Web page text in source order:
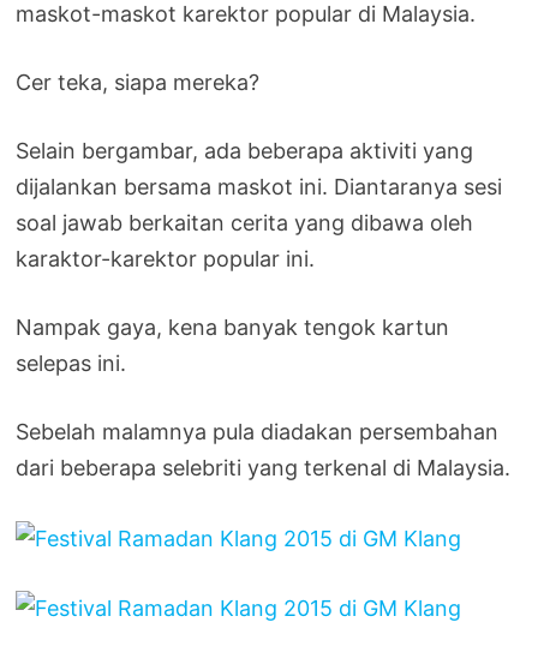
maskot-maskot karektor popular di Malaysia.
Cer teka, siapa mereka?
Selain bergambar, ada beberapa aktiviti yang
dijalankan bersama maskot ini. Diantaranya sesi
soal jawab berkaitan cerita yang dibawa oleh
karaktor-karektor popular ini.
Nampak gaya, kena banyak tengok kartun
selepas ini.
Sebelah malamnya pula diadakan persembahan
dari beberapa selebriti yang terkenal di Malaysia.